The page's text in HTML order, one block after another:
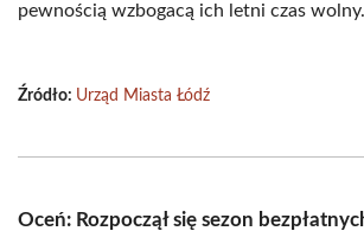
pewnością wzbogacą ich letni czas wolny.
Źródło: Urząd Miasta Łódź
Oceń: Rozpoczął się sezon